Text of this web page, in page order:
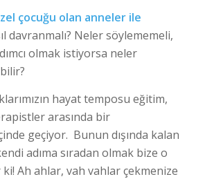
çocuğu olan anneler ile
davranmalı? Neler söylememeli,
olmak istiyorsa neler
hayat temposu eğitim,
arasında bir
geçiyor. Bunun dışında kalan
adıma sıradan olmak bize o
Ah ahlar, vah vahlar çekmenize